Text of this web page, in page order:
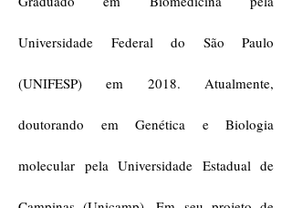
Universidade Federal do São Paulo
(UNIFESP) em 2018. Atualmente,
doutorando em Genética e Biologia
molecular pela Universidade Estadual de